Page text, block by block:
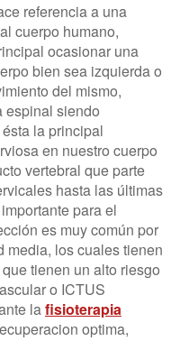
referencia a una
cuerpo humano,
ocasionar una
bien sea izquierda o
del mismo,
espinal siendo
la principal
en nuestro cuerpo
vertebral que parte
hasta las últimas
para el
es muy común por
media, los cuales tienen
tienen un alto riesgo
o ICTUS
lafisioterapia
optima,